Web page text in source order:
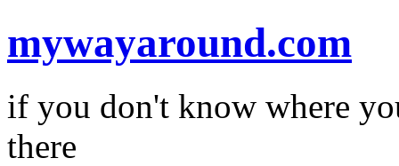
mywayaround.com
if you don't know where
there